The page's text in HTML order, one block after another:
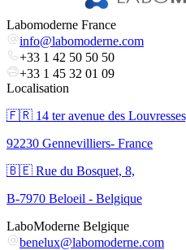
Labomoderne France
info@labomoderne.com
+33 1 42 50 50 50
+33 1 45 32 01 09
Localisation
🇫🇷 ​14 ter avenue des
92230 Gennevilliers- France
🇧🇪 Rue du Bosquet, 8,
B-7970 Beloeil - Belgique
LaboModerne Belgique
benelux@labomoderne.com